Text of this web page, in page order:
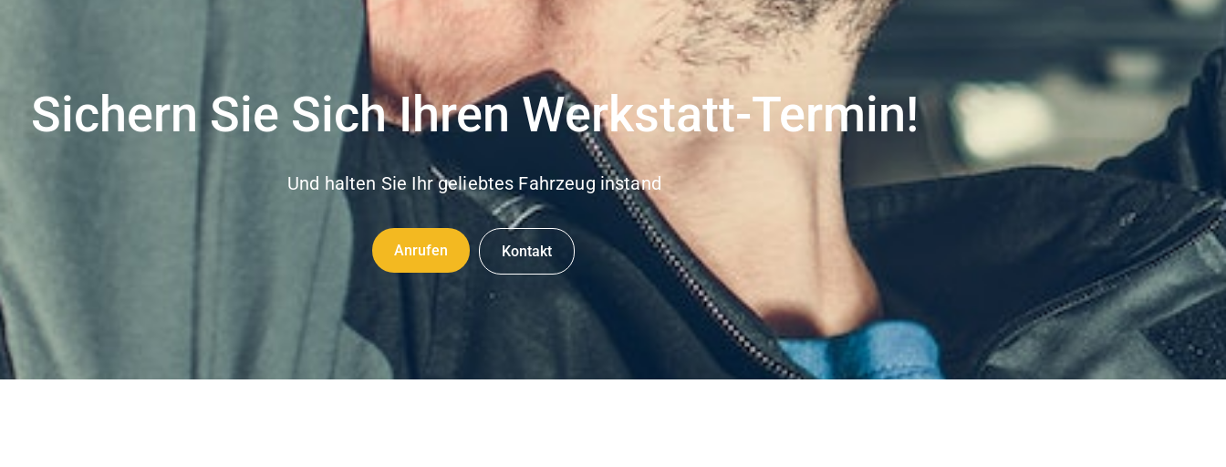
Sichern Sie Sich Ihren Werkstatt-Termin!
Und halten Sie Ihr geliebtes Fahrzeug instand
Anrufen Kontakt